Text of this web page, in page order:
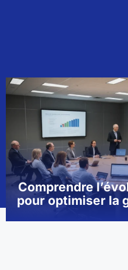
Comprendre
pour optimiser la